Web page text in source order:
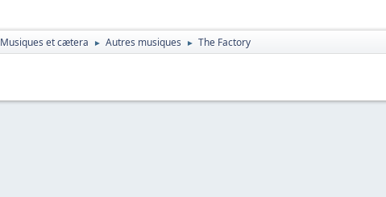
Musiques et cætera ► Autres musiques ► The Factory